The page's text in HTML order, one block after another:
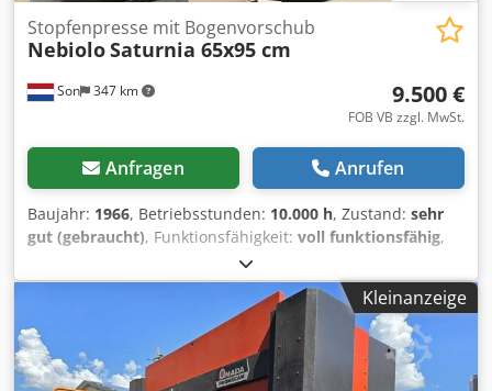
Son 347 km
Stopfenpresse mit Bogenvorschub
NebioloSaturnia 65x95 cm
9.500 €
FOB VB zzgl. MwSt.
Anfragen Anrufen
Baujahr: 1966, Betriebsstunden: 10.000 h, Zustand: sehr
gut (gebraucht), Funktionsfähigkeit: voll funktionsfähig,
420 mm,
Maschinen-/Fahrzeugnummer:58256, Nebiolo Saturnia in
sehr gutem Zustand. Vom Erstbesitzer, zunächst als
Buchdruckmaschine im aufkommenden Markt mit Offset in
den 70er Jahren eingesetzt. Die Firma produzierte immer
mit dem Offset bis zur Maximalgröße 50/70. Als lokale
Kleinanzeige